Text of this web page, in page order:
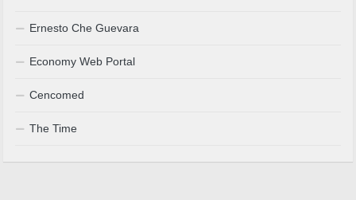
Ernesto Che Guevara
Economy Web Portal
Cencomed
The Time